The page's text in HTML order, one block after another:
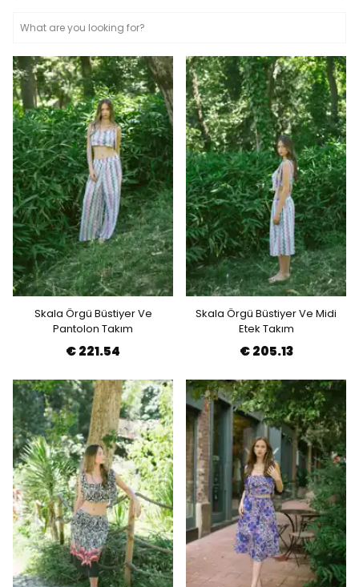
Skala Örgü Büstiyer Ve
Pantolon Takım
€ 221.54
Skala Örgü Büstiyer Ve Midi
Etek Takım
€ 205.13